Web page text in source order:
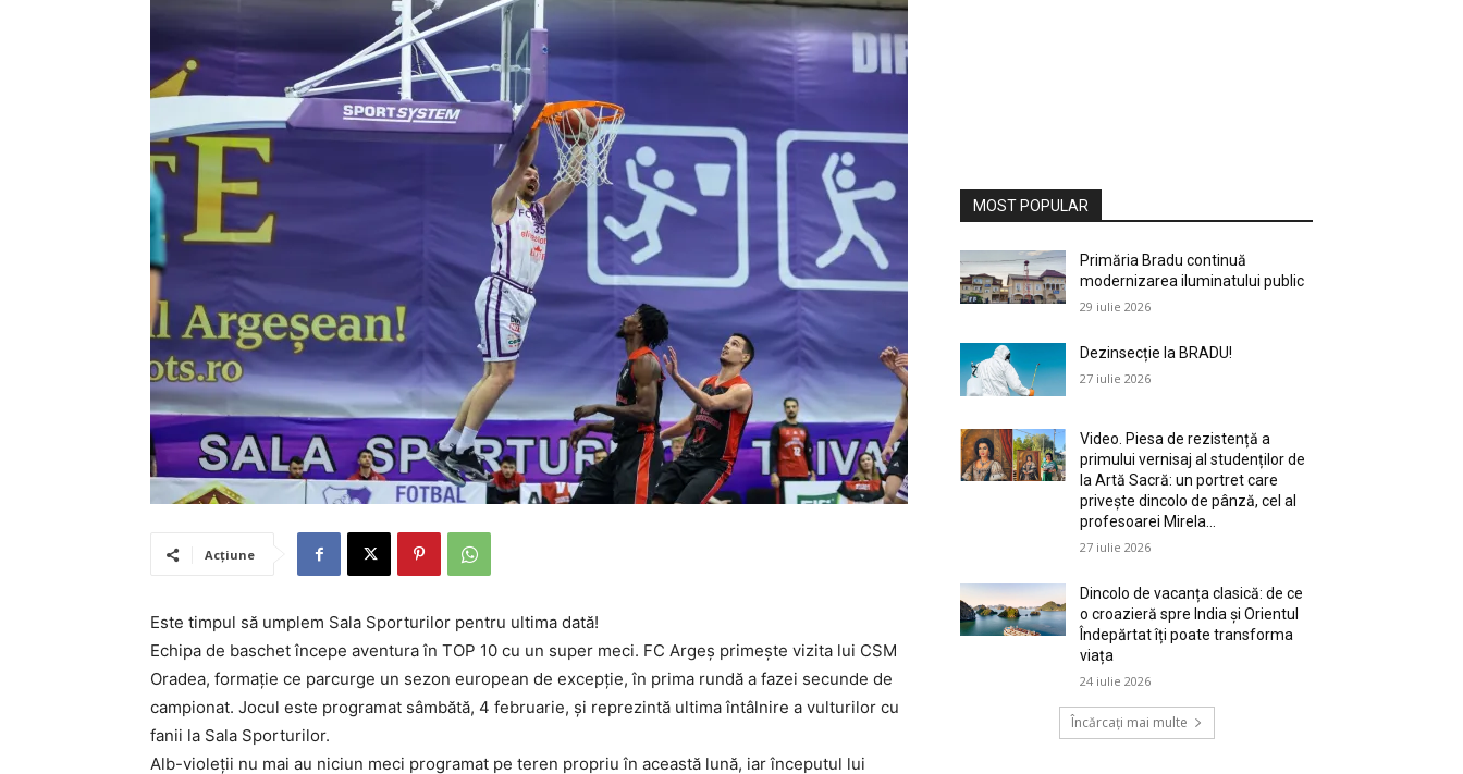
Acțiune
Este timpul să umplem Sala Sporturilor pentru ultima dată!
Echipa de baschet începe aventura în TOP 10 cu un super meci. FC Argeș primește vizita lui CSM
Oradea, formație ce parcurge un sezon european de excepție, în prima rundă a fazei secunde de
campionat. Jocul este programat sâmbătă, 4 februarie, și reprezintă ultima întâlnire a vulturilor cu
fanii la Sala Sporturilor.
Alb-violeții nu mai au niciun meci programat pe teren propriu în această lună, iar începutul lui
MOST POPULAR
Primăria Bradu continuă
modernizarea iluminatului public
29 iulie 2026
Dezinsecție la BRADU!
27 iulie 2026
Video. Piesa de rezistență a
primului vernisaj al studenților de
la Artă Sacră: un portret care
privește dincolo de pânză, cel al
profesoarei Mirela...
27 iulie 2026
Dincolo de vacanța clasică: de ce
o croazieră spre India și Orientul
Îndepărtat îți poate transforma
viața
24 iulie 2026
Încărcați mai multe